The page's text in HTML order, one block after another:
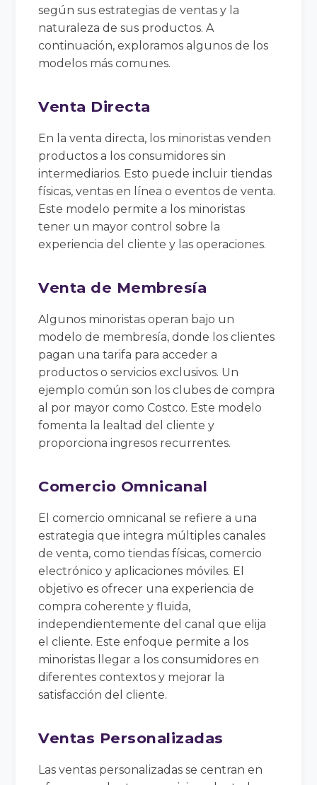
según sus estrategias de ventas y la
naturaleza de sus productos. A
continuación, exploramos algunos de los
modelos más comunes.
Venta Directa
En la venta directa, los minoristas venden
productos a los consumidores sin
intermediarios. Esto puede incluir tiendas
físicas, ventas en línea o eventos de venta.
Este modelo permite a los minoristas
tener un mayor control sobre la
experiencia del cliente y las operaciones.
Venta de Membresía
Algunos minoristas operan bajo un
modelo de membresía, donde los clientes
pagan una tarifa para acceder a
productos o servicios exclusivos. Un
ejemplo común son los clubes de compra
al por mayor como Costco. Este modelo
fomenta la lealtad del cliente y
proporciona ingresos recurrentes.
Comercio Omnicanal
El comercio omnicanal se refiere a una
estrategia que integra múltiples canales
de venta, como tiendas físicas, comercio
electrónico y aplicaciones móviles. El
objetivo es ofrecer una experiencia de
compra coherente y fluida,
independientemente del canal que elija
el cliente. Este enfoque permite a los
minoristas llegar a los consumidores en
diferentes contextos y mejorar la
satisfacción del cliente.
Ventas Personalizadas
Las ventas personalizadas se centran en